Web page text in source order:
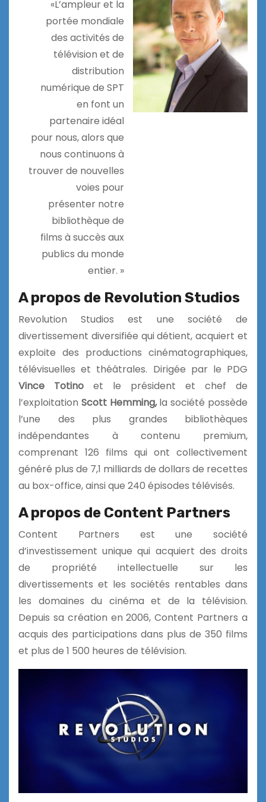
«L’ampleur et la
portée mondiale
des activités de
télévision et de
distribution
numérique de SPT
en font un
partenaire idéal
pour nous, alors que
nous continuons à
trouver de nouvelles
voies pour
présenter notre
bibliothèque de
films à succès aux
publics du monde
entier. »
A propos de Revolution Studios
Revolution Studios est une société de
divertissement diversifiée qui détient, acquiert et
exploite des productions cinématographiques,
télévisuelles et théâtrales. Dirigée par le PDG
Vince Totino et le président et chef de
l’exploitation Scott Hemming,la société possède
l’une des plus grandes bibliothèques
indépendantes à contenu premium,
comprenant 126 films qui ont collectivement
généré plus de 7,1 milliards de dollars de recettes
au box-office, ainsi que 240 épisodes télévisés.
A propos de Content Partners
Content Partners est une société
d’investissement unique qui acquiert des droits
de propriété intellectuelle sur les
divertissements et les sociétés rentables dans
les domaines du cinéma et de la télévision.
Depuis sa création en 2006, Content Partners a
acquis des participations dans plus de 350 films
et plus de 1 500 heures de télévision.